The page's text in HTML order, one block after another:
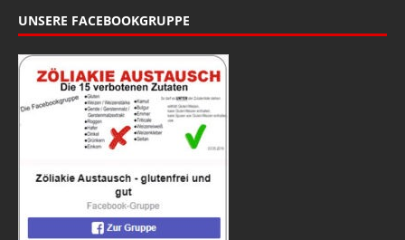
UNSERE FACEBOOKGRUPPE